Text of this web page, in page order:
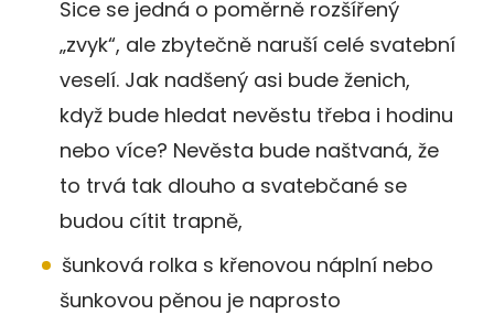
Sice se jedná o poměrně rozšířený
„zvyk“, ale zbytečně naruší celé svatební
veselí. Jak nadšený asi bude ženich,
když bude hledat nevěstu třeba i hodinu
nebo více? Nevěsta bude naštvaná, že
to trvá tak dlouho a svatebčané se
budou cítit trapně,
šunková rolka s křenovou náplní nebo
šunkovou pěnou je naprosto